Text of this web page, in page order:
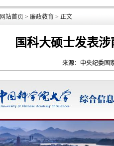
网站首页 > 廉政教育 > 正文
国科大硕士发表
来源：中央纪委国